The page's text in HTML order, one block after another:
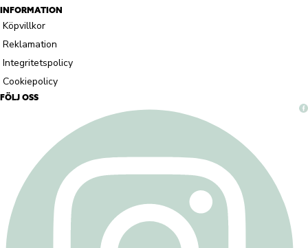
INFORMATION
Köpvillkor
Reklamation
Integritetspolicy
Cookiepolicy
FÖLJ OSS